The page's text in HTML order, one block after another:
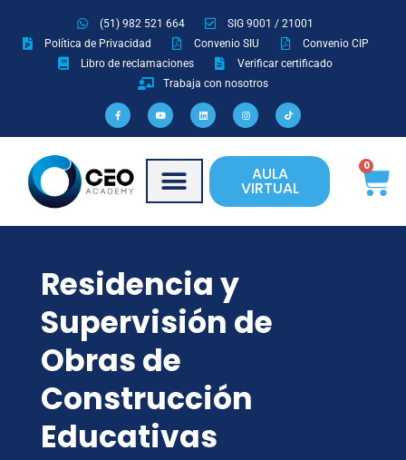
contenido
(51) 982 521 664
SIG 9001 / 21001
Política de Privacidad
Convenio SIU
Convenio CIP
Libro de reclamaciones
Verificar certificado
Trabaja con nosotros
F
a
c
k
-
f
Y
o
e
L
i
i
I
n
m
T
i
AULA
VIRTUAL
0
Residencia y
Supervisión de
Obras de
Construcción
Educativas